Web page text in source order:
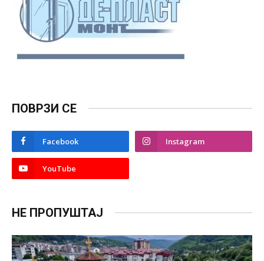
ПОВРЗИ СЕ
Facebook Instagram
YouTube
НЕ ПРОПУШТАЈ